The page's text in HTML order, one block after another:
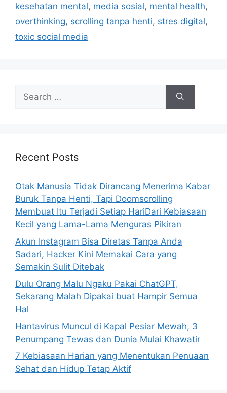
o
r
i
s
kesehatan mental, media sosial, mental health,
overthinking, scrolling tanpa henti, stres digital,
toxic social media
h
r
:
Recent Posts
Otak Manusia Tidak Dirancang Menerima Kabar
Buruk Tanpa Henti, Tapi Doomscrolling
Membuat Itu Terjadi Setiap HariDari Kebiasaan
Kecil yang Lama-Lama Menguras Pikiran
Akun Instagram Bisa Diretas Tanpa Anda
Sadari, Hacker Kini Memakai Cara yang
Semakin Sulit Ditebak
Dulu Orang Malu Ngaku Pakai ChatGPT,
Sekarang Malah Dipakai buat Hampir Semua
Hal
Hantavirus Muncul di Kapal Pesiar Mewah, 3
Penumpang Tewas dan Dunia Mulai Khawatir
7 Kebiasaan Harian yang Menentukan Penuaan
Sehat dan Hidup Tetap Aktif